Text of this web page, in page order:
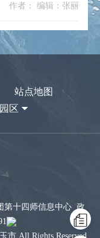
作者： 编辑：张丽
站点地图
区
第十四师信息中心 政
市 All Rights Reserved